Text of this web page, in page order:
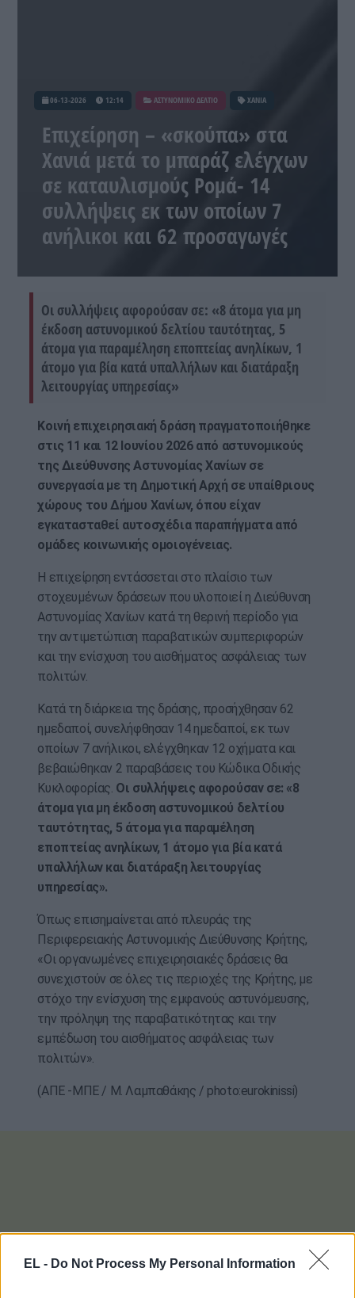
EL - Do Not Process My Personal Information
06-13-2026 12:14 ΑΣΤΥΝΟΜΙΚΟ ΔΕΛΤΙΟ ΧΑΝΙΑ
Επιχείρηση – «σκούπα» στα
Χανιά μετά το μπαράζ ελέγχων
σε καταυλισμούς Ρομά- 14
συλλήψεις εκ των οποίων 7
ανήλικοι και 62 προσαγωγές
Οι συλλήψεις αφορούσαν σε: «8 άτομα για μη
έκδοση αστυνομικού δελτίου ταυτότητας, 5
άτομα για παραμέληση εποπτείας ανηλίκων, 1
άτομο για βία κατά υπαλλήλων και διατάραξη
λειτουργίας υπηρεσίας»
Κοινή επιχειρησιακή δράση πραγματοποιήθηκε
στις 11 και 12 Ιουνίου 2026 από αστυνομικούς
της Διεύθυνσης Αστυνομίας Χανίων σε
συνεργασία με τη Δημοτική Αρχή σε υπαίθριους
χώρους του Δήμου Χανίων, όπου είχαν
εγκατασταθεί αυτοσχέδια παραπήγματα από
ομάδες κοινωνικής ομοιογένειας.
Η επιχείρηση εντάσσεται στο πλαίσιο των
στοχευμένων δράσεων που υλοποιεί η Διεύθυνση
Αστυνομίας Χανίων κατά τη θερινή περίοδο για
την αντιμετώπιση παραβατικών συμπεριφορών
και την ενίσχυση του αισθήματος ασφάλειας των
πολιτών.
Κατά τη διάρκεια της δράσης, προσήχθησαν 62
ημεδαποί, συνελήφθησαν 14 ημεδαποί, εκ των
οποίων 7 ανήλικοι, ελέγχθηκαν 12 οχήματα και
βεβαιώθηκαν 2 παραβάσεις του Κώδικα Οδικής
Κυκλοφορίας. Οι συλλήψεις αφορούσαν σε: «8
άτομα για μη έκδοση αστυνομικού δελτίου
ταυτότητας, 5 άτομα για παραμέληση
εποπτείας ανηλίκων, 1 άτομο για βία κατά
υπαλλήλων και διατάραξη λειτουργίας
υπηρεσίας».
Όπως επισημαίνεται από πλευράς της
Περιφερειακής Αστυνομικής Διεύθυνσης Κρήτης,
«Οι οργανωμένες επιχειρησιακές δράσεις θα
συνεχιστούν σε όλες τις περιοχές της Κρήτης, με
στόχο την ενίσχυση της εμφανούς αστυνόμευσης,
την πρόληψη της παραβατικότητας και την
εμπέδωση του αισθήματος ασφάλειας των
πολιτών».
(ΑΠΕ -ΜΠΕ / Μ. Λαμπαθάκης / photo:eurokinissi)